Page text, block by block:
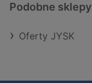
Podobne
Oferty JYSK